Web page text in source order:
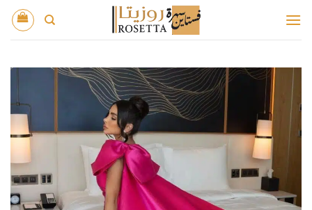
للمحتوى